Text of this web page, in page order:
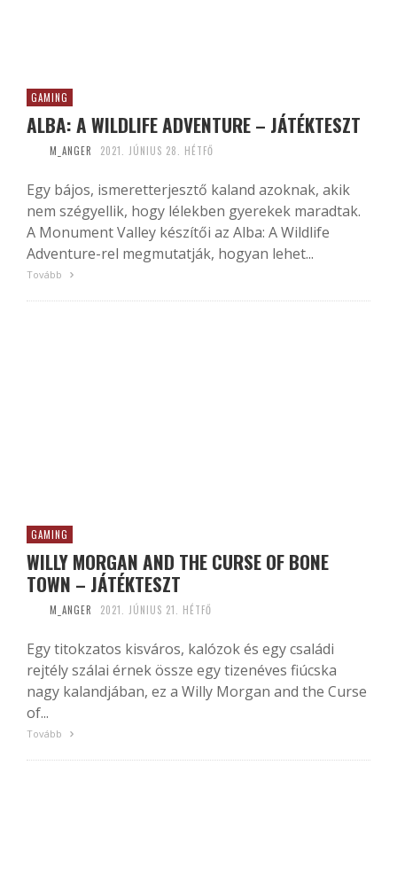
GAMING
ALBA: A WILDLIFE ADVENTURE – JÁTÉKTESZT
M_ANGER 2021. JÚNIUS 28. HÉTFŐ
Egy bájos, ismeretterjesztő kaland azoknak, akik
nem szégyellik, hogy lélekben gyerekek maradtak.
A Monument Valley készítői az Alba: A Wildlife
Adventure-rel megmutatják, hogyan lehet...
Tovább
GAMING
WILLY MORGAN AND THE CURSE OF BONE
TOWN – JÁTÉKTESZT
M_ANGER 2021. JÚNIUS 21. HÉTFŐ
Egy titokzatos kisváros, kalózok és egy családi
rejtély szálai érnek össze egy tizenéves fiúcska
nagy kalandjában, ez a Willy Morgan and the Curse
of...
Tovább